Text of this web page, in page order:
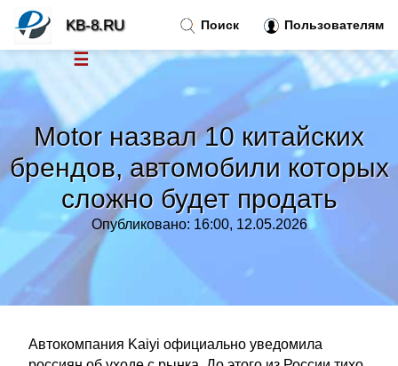
Motor назвал 10 китайских
брендов, автомобили которых
сложно будет продать
Опубликовано: 16:00, 12.05.2026
Автокомпания Kaiyi официально уведомила
Поиск Пользователям
KB-8.RU
☰
Новости
Тренды новостей»
Рубрики»
Правила »
Контакт»